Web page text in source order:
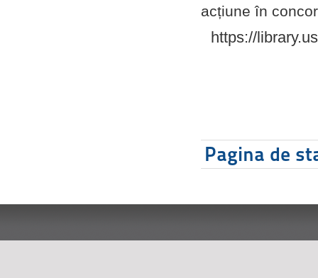
acțiune în
https://
Pagina de